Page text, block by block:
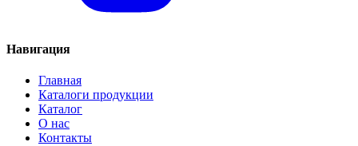
Навигация
Главная
Каталоги продукции
Каталог
О нас
Контакты